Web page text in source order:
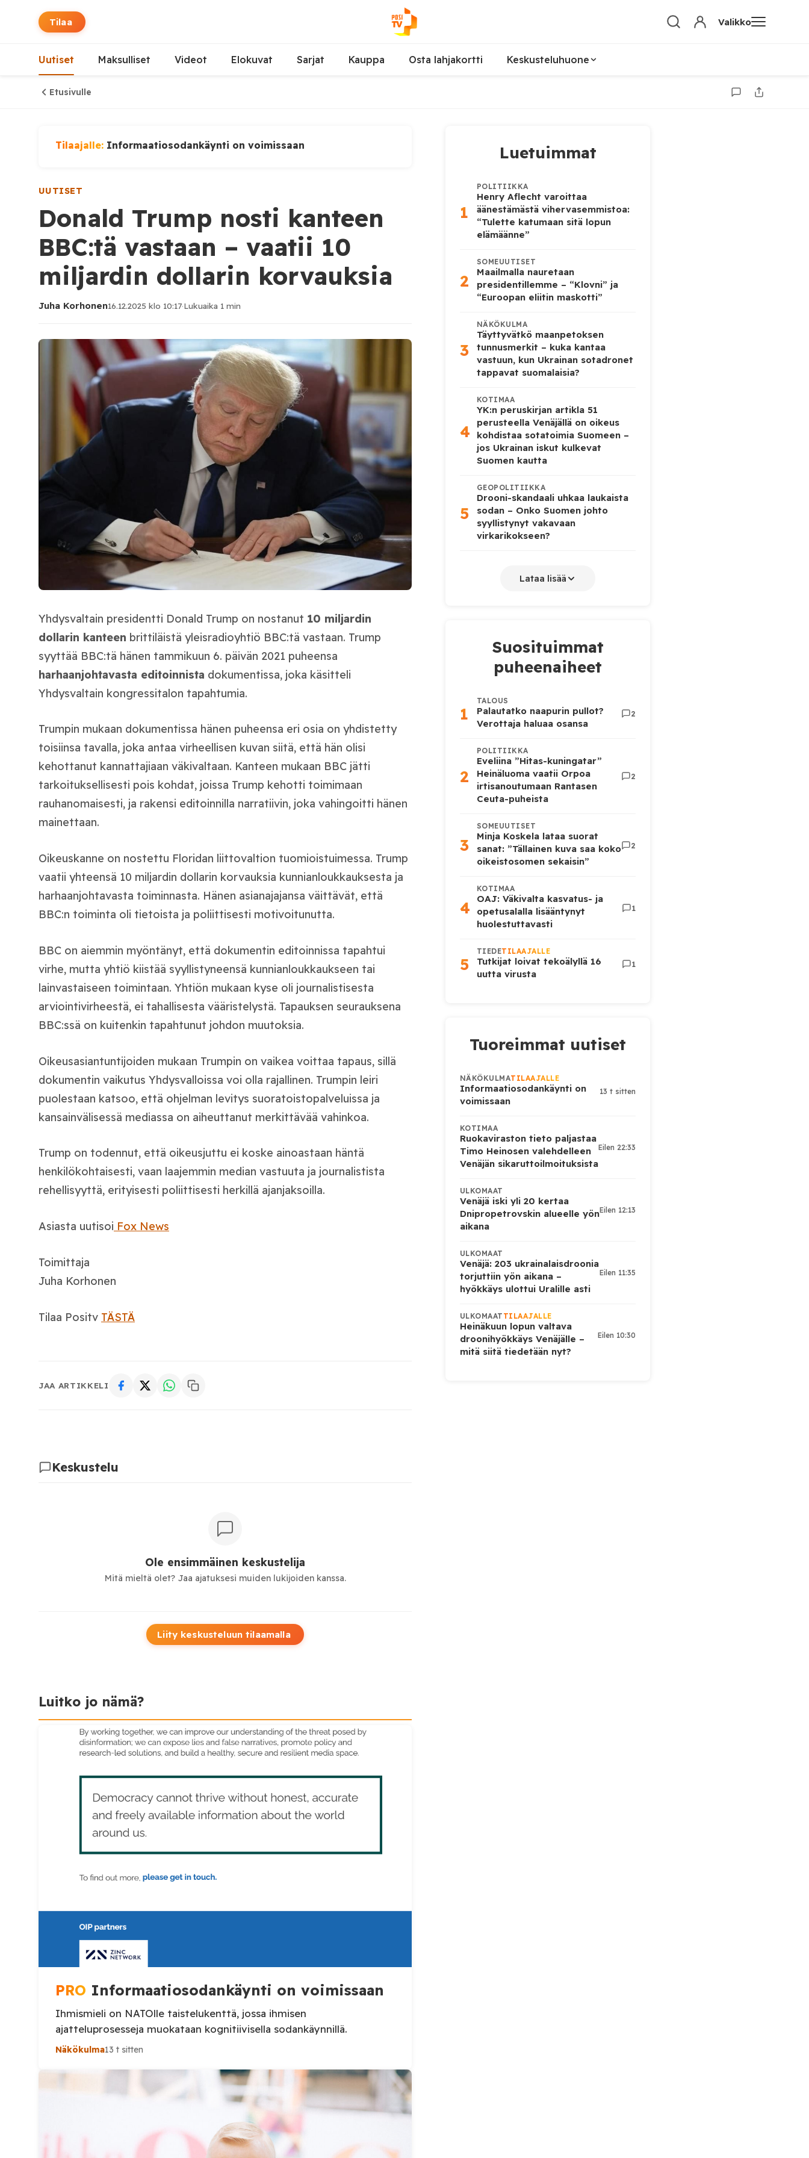
Tilaa Valikko
Uutiset Maksulliset Videot Elokuvat Sarjat Kauppa Osta lahjakortti Keskusteluhuone
Etusivulle
Tilaajalle: Informaatiosodankäynti on voimissaan
UUTISET
Donald Trump nosti kanteen
BBC:tä vastaan – vaatii 10
miljardin dollarin korvauksia
Juha Korhonen16.12.2025 klo 10:17·Lukuaika 1 min
Yhdysvaltain presidentti Donald Trump on nostanut 10 miljardin
dollarin kanteen brittiläistä yleisradioyhtiö BBC:tä vastaan. Trump
syyttää BBC:tä hänen tammikuun 6. päivän 2021 puheensa
harhaanjohtavasta editoinnista dokumentissa, joka käsitteli
Yhdysvaltain kongressitalon tapahtumia.
Trumpin mukaan dokumentissa hänen puheensa eri osia on yhdistetty
toisiinsa tavalla, joka antaa virheellisen kuvan siitä, että hän olisi
kehottanut kannattajiaan väkivaltaan. Kanteen mukaan BBC jätti
tarkoituksellisesti pois kohdat, joissa Trump kehotti toimimaan
rauhanomaisesti, ja rakensi editoinnilla narratiivin, joka vahingoitti hänen
mainettaan.
Oikeuskanne on nostettu Floridan liittovaltion tuomioistuimessa. Trump
vaatii yhteensä 10 miljardin dollarin korvauksia kunnianloukkauksesta ja
harhaanjohtavasta toiminnasta. Hänen asianajajansa väittävät, että
BBC:n toiminta oli tietoista ja poliittisesti motivoitunutta.
BBC on aiemmin myöntänyt, että dokumentin editoinnissa tapahtui
virhe, mutta yhtiö kiistää syyllistyneensä kunnianloukkaukseen tai
lainvastaiseen toimintaan. Yhtiön mukaan kyse oli journalistisesta
arviointivirheestä, ei tahallisesta vääristelystä. Tapauksen seurauksena
BBC:ssä on kuitenkin tapahtunut johdon muutoksia.
Oikeusasiantuntijoiden mukaan Trumpin on vaikea voittaa tapaus, sillä
dokumentin vaikutus Yhdysvalloissa voi olla rajallinen. Trumpin leiri
puolestaan katsoo, että ohjelman levitys suoratoistopalveluissa ja
kansainvälisessä mediassa on aiheuttanut merkittävää vahinkoa.
Trump on todennut, että oikeusjuttu ei koske ainoastaan häntä
henkilökohtaisesti, vaan laajemmin median vastuuta ja journalistista
rehellisyyttä, erityisesti poliittisesti herkillä ajanjaksoilla.
Asiasta uutisoi Fox News
Toimittaja
Juha Korhonen
Tilaa Positv TÄSTÄ
JAA ARTIKKELI
Keskustelu
Ole ensimmäinen keskustelija
Mitä mieltä olet? Jaa ajatuksesi muiden lukijoiden kanssa.
Liity keskusteluun tilaamalla
Luitko jo nämä?
PRO Informaatiosodankäynti on voimissaan
Ihmismieli on NATOlle taistelukenttä, jossa ihmisen
ajatteluprosesseja muokataan kognitiivisella sodankäynnillä.
Näkökulma13 t sitten
Luetuimmat
1
POLITIIKKA
Henry Aflecht varoittaa
äänestämästä vihervasemmistoa:
“Tulette katumaan sitä lopun
elämäänne”
2
SOMEUUTISET
Maailmalla nauretaan
presidentillemme – “Klovni” ja
“Euroopan eliitin maskotti”
3
NÄKÖKULMA
Täyttyvätkö maanpetoksen
tunnusmerkit – kuka kantaa
vastuun, kun Ukrainan sotadronet
tappavat suomalaisia?
4
KOTIMAA
YK:n peruskirjan artikla 51
perusteella Venäjällä on oikeus
kohdistaa sotatoimia Suomeen –
jos Ukrainan iskut kulkevat
Suomen kautta
5
GEOPOLITIIKKA
Drooni-skandaali uhkaa laukaista
sodan – Onko Suomen johto
syyllistynyt vakavaan
virkarikokseen?
Lataa lisää
Suosituimmat
puheenaiheet
1
TALOUS
Palautatko naapurin pullot?
Verottaja haluaa osansa
2
2
POLITIIKKA
Eveliina ”Hitas-kuningatar”
Heinäluoma vaatii Orpoa
irtisanoutumaan Rantasen
Ceuta-puheista
2
3
SOMEUUTISET
Minja Koskela lataa suorat
sanat: ”Tällainen kuva saa koko
oikeistosomen sekaisin”
2
4
KOTIMAA
OAJ: Väkivalta kasvatus- ja
opetusalalla lisääntynyt
huolestuttavasti
1
5
TIEDETILAAJALLE
Tutkijat loivat tekoälyllä 16
uutta virusta
1
Tuoreimmat uutiset
NÄKÖKULMATILAAJALLE
Informaatiosodankäynti on
voimissaan
13 t sitten
KOTIMAA
Ruokaviraston tieto paljastaa
Timo Heinosen valehdelleen
Venäjän sikaruttoilmoituksista
Eilen 22:33
ULKOMAAT
Venäjä iski yli 20 kertaa
Dnipropetrovskin alueelle yön
aikana
Eilen 12:13
ULKOMAAT
Venäjä: 203 ukrainalaisdroonia
torjuttiin yön aikana –
hyökkäys ulottui Uralille asti
Eilen 11:35
ULKOMAAT TILAAJALLE
Heinäkuun lopun valtava
droonihyökkäys Venäjälle –
mitä siitä tiedetään nyt?
Eilen 10:30